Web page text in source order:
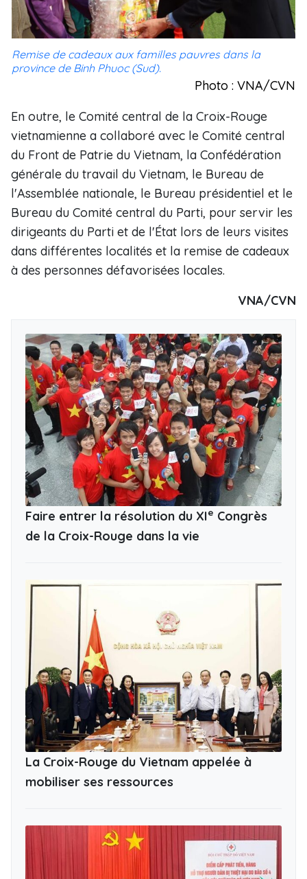
Remise de cadeaux aux familles pauvres dans la
province de Binh Phuoc (Sud).
Photo : VNA/CVN
En outre, le Comité central de la Croix-Rouge
vietnamienne a collaboré avec le Comité central
du Front de Patrie du Vietnam, la Confédération
générale du travail du Vietnam, le Bureau de
l'Assemblée nationale, le Bureau présidentiel et le
Bureau du Comité central du Parti, pour servir les
dirigeants du Parti et de l'État lors de leurs visites
dans différentes localités et la remise de cadeaux
à des personnes défavorisées locales.
VNA/CVN
Faire entrer la résolution du XIe Congrès
de la Croix-Rouge dans la vie
La Croix-Rouge du Vietnam appelée à
mobiliser ses ressources